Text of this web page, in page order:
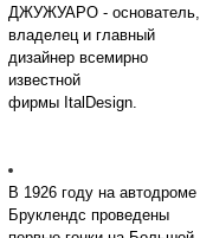
ДЖУЖУАРО - основатель,
владелец и главный
дизайнер всемирно
известной
фирмы ItalDesign.
В 1926 году на автодроме
Бруклендс проведены